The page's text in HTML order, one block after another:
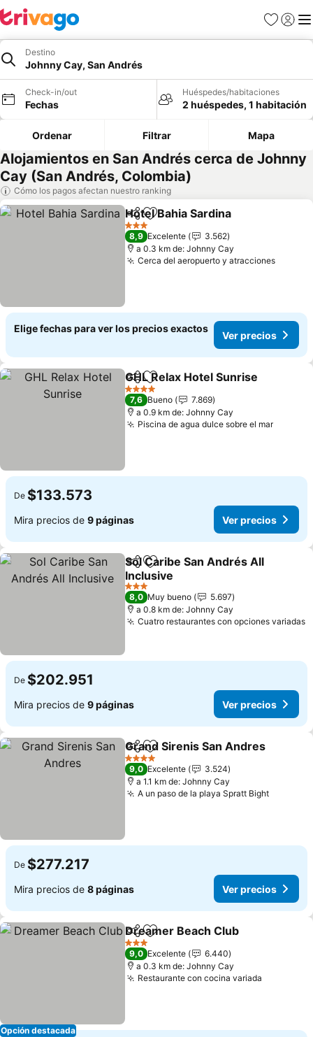
Favoritos
Iniciar
Destino
Johnny Cay, San Andrés
Check-in/out
Fechas
Huéspedes/habitaciones
2 huéspedes, 1 habitación
Ordenar Filtrar Mapa
Alojamientos en San Andrés cerca de Johnny
Cay (San Andrés, Colombia)
Cómo los pagos afectan nuestro ranking
CompartirAgregar a favoritos
Hotel Bahia Sardina
3 Estrellas
8,9 Excelente
3.562
a 0.3 km de: Johnny Cay
Cerca del aeropuerto y atraccionesVer
Elige fechas para ver los precios exactos
Ver precios
CompartirAgregar a favoritos
GHL Relax Hotel Sunrise
4 Estrellas
7,6 Bueno
7.869
a 0.9 km de: Johnny Cay
Piscina de agua dulce sobre el marVer
De $133.573
Mira precios de 9 páginas Ver precios
CompartirAgregar a favoritos
Sol Caribe San Andrés All
Inclusive
Ver precios
3 Estrellas
8,0 Muy bueno
5.697
a 0.8 km de: Johnny Cay
Cuatro restaurantes con opciones variadas
De $202.951
Mira precios de 9 páginas Ver precios
CompartirAgregar a favoritos
Grand Sirenis San Andres
4 Estrellas
9,0 Excelente
3.524
a 1.1 km de: Johnny Cay
A un paso de la playa Spratt BightVer
De $277.217
Mira precios de 8 páginas Ver precios
Opción destacada
CompartirAgregar a favoritos
Dreamer Beach Club
3 Estrellas
9,0 Excelente
6.440
a 0.3 km de: Johnny Cay
Restaurante con cocina variada